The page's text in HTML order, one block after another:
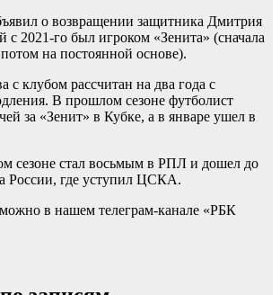
о возвращении защитника Дмитрия
с 2021-го был игроком «Зенита» (сначала
на постоянной основе).
с клубом рассчитан на два года с
В прошлом сезоне футболист
за «Зенит» в Кубке, а в январе ушел в
сезоне стал восьмым в РПЛ и дошел до
России, где уступил ЦСКА.
в нашем телеграм-канале «РБК